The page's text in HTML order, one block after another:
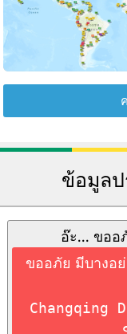
ข้อมูล
อ๊ะ... ขออ
ขออภัย มีบางอ
Changqing